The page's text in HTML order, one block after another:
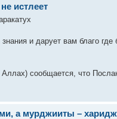
истлеет
и дарует вам благо
сообщается, что
а мурджииты –